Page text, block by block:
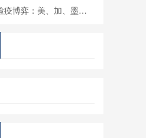
博弈：美、加、墨三